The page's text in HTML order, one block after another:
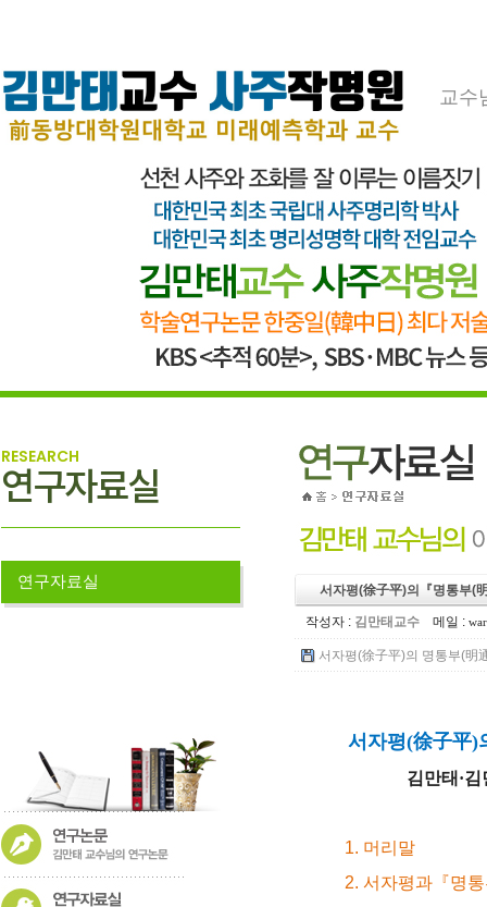
교수
RESEARCH
연구자료실
연구자료실 서자평(徐子平)의『명통부(
작성자 : 김만태교수 메일 :
서자평(徐子平)의 명통부(明
서자평(徐子平)
김만태 ·
1. 머리말
2. 서자평과『명